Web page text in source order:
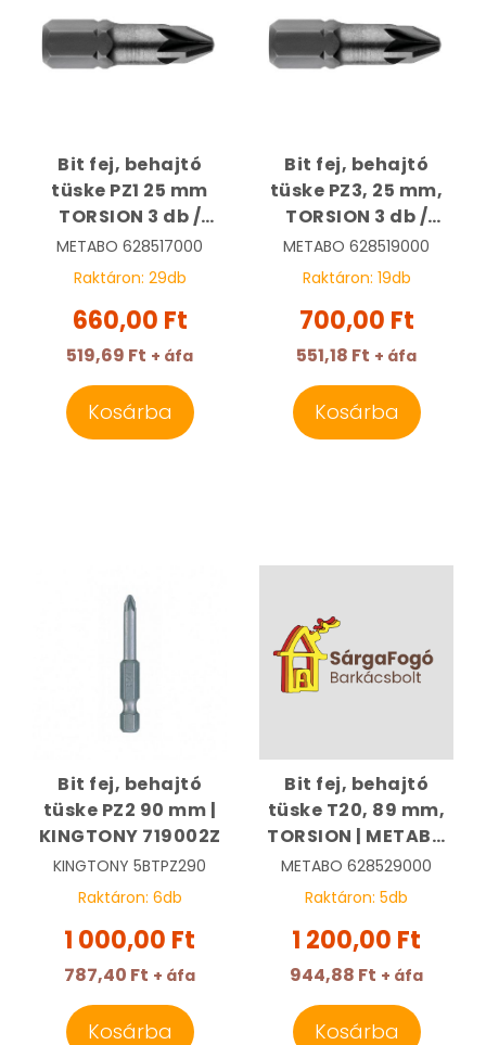
Bit fej, behajtó
tüske PZ1 25 mm
TORSION 3 db /
csomag | METABO
628517000
METABO 628517000
Raktáron: 29db
660,00 Ft
519,69 Ft + áfa
Kosárba
Bit fej, behajtó
tüske PZ3, 25 mm,
TORSION 3 db /
csomag | METABO
628519000
METABO 628519000
Raktáron: 19db
700,00 Ft
551,18 Ft + áfa
Kosárba
Bit fej, behajtó
tüske PZ2 90 mm |
KINGTONY 719002Z
KINGTONY 5BTPZ290
Raktáron: 6db
1 000,00 Ft
787,40 Ft + áfa
Kosárba
Bit fej, behajtó
tüske T20, 89 mm,
TORSION | METABO
628529000
METABO 628529000
Raktáron: 5db
1 200,00 Ft
944,88 Ft + áfa
Kosárba